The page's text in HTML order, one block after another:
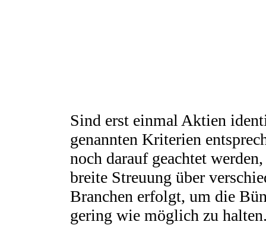
Sind erst einmal Aktien
genannten Kriterien
noch darauf geachtet
breite Streuung über
Branchen erfolgt, um die
gering wie möglich zu